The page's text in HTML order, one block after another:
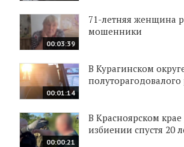
00:03:39
71-летняя женщина
мошенники
00:01:14
В Курагинском
полуторагодовалого
00:00:21
В Красноярском
избиении спустя 20